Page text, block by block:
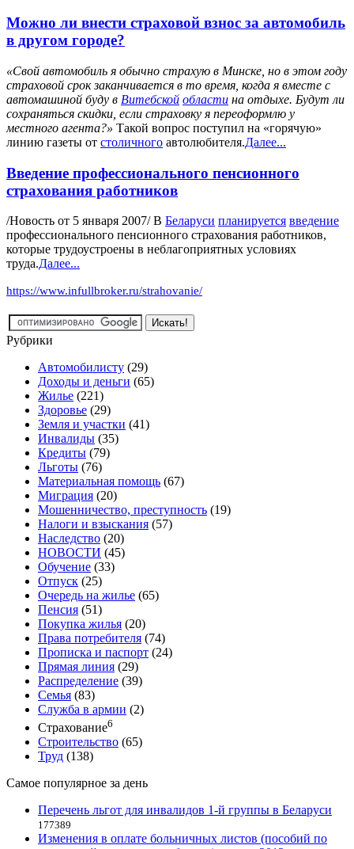
Можно ли внести страховой взнос за автомобиль
в другом городе?
«Свой автомобиль я обычно страхую в Минске, но в этом году
страховой срок заканчивается в то время, когда я вместе с
автомашиной буду в Витебской области на отдыхе. Будут ли
сохраняться скидки, если страховку я переоформлю у
местного агента?» Такой вопрос поступил на «горячую»
линию газеты от столичного автолюбителя.Далее...
Введение профессионального пенсионного
страхования работников
/Новость от 5 января 2007/ В Беларуси планируется введение
профессионального пенсионного страхования работников,
которые трудоустроены в неблагоприятных условиях
труда.Далее...
https://www.infullbroker.ru/strahovanie/
Рубрики
Автомобилисту (29)
Доходы и деньги (65)
Жилье (221)
Здоровье (29)
Земля и участки (41)
Инвалиды (35)
Кредиты (79)
Льготы (76)
Материальная помощь (67)
Миграция (20)
Мошенничество, преступность (19)
Налоги и взыскания (57)
Наследство (20)
НОВОСТИ (45)
Обучение (33)
Отпуск (25)
Очередь на жилье (65)
Пенсия (51)
Покупка жилья (20)
Права потребителя (74)
Прописка и паспорт (24)
Прямая линия (29)
Распределение (39)
Семья (83)
Служба в армии (2)
Страхование6
Строительство (65)
Труд (138)
Самое популярное за день
Перечень льгот для инвалидов 1-й группы в Беларуси
177389
Изменения в оплате больничных листов (пособий по